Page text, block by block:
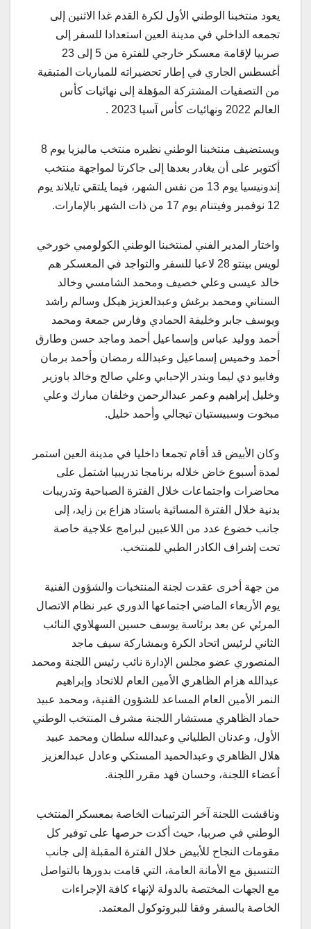
يعود منتخبنا الوطني الأول لكرة القدم غدا الاثنين إلى
تجمعه الداخلي في مدينة العين استعدادا للسفر إلى
صربيا لإقامة معسكر خارجي للفترة من 5 إلى 23
أغسطس الجاري في إطار تحضيراته للمباريات المتبقية
من التصفيات المشتركة المؤهلة إلى نهائيات كأس
العالم 2022 ونهائيات كأس آسيا 2023 .
ويستضيف منتخبنا الوطني نظيره منتخب ماليزيا يوم 8
أكتوبر على أن يغادر بعدها إلى جاكرتا لمواجهة منتخب
إندونيسيا يوم 13 من نفس الشهر، فيما يلتقي تايلاند يوم
12 نوفمبر وفيتنام يوم 17 من ذات الشهر بالإمارات.
واختار المدير الفني لمنتخبنا الوطني الكولومبي خورخي
لويس بينتو 28 لاعبا للسفر والتواجد في المعسكر هم
خالد عيسى وعلي خصيف ومحمد الشامسي وخالد
السناني ومحمد برغش وعبدالعزيز هيكل وسالم راشد
ويوسف جابر وخليفة الحمادي وفارس جمعة ومحمد
أحمد ووليد عباس وإسماعيل أحمد وماجد حسن وطارق
أحمد وخميس إسماعيل وعبدالله رمضان وأحمد برمان
وفابيو دي ليما وبندر الإحبابي وعلي صالح وخالد باوزير
وخليل إبراهيم وعمر عبدالرحمن وخلفان مبارك وعلي
مبخوت وسبيستيان تيجالي وأحمد خليل.
وكان الأبيض قد أقام تجمعا داخليا في مدينة العين استمر
لمدة أسبوع خاض خلاله برنامجا تدريبيا اشتمل على
محاضرات واجتماعات خلال الفترة الصباحية وتدريبات
بدنية خلال الفترة المسائية باستاد هزاع بن زايد، إلى
جانب خضوع عدد من اللاعبين لبرامج علاجية خاصة
تحت إشراف الكادر الطبي للمنتخب.
من جهة أخرى عقدت لجنة المنتخبات والشؤون الفنية
يوم الأربعاء الماضي اجتماعها الدوري عبر نظام الاتصال
المرئي عن بعد برئاسة يوسف حسين السهلاوي النائب
الثاني لرئيس اتحاد الكرة وبمشاركة سيف ماجد
المنصوري عضو مجلس الإدارة نائب رئيس اللجنة ومحمد
عبدالله هزام الظاهري الأمين العام للاتحاد وإبراهيم
النمر الأمين العام المساعد للشؤون الفنية، ومحمد عبيد
حماد الظاهري مستشار اللجنة مشرف المنتخب الوطني
الأول، وعدنان الطلياني وعبدالله سلطان ومحمد عبيد
هلال الظاهري وعبدالحميد المستكي وعادل عبدالعزيز
أعضاء اللجنة، وحسان فهد مقرر اللجنة.
وناقشت اللجنة آخر الترتيبات الخاصة بمعسكر المنتخب
الوطني في صربيا، حيث أكدت حرصها على توفير كل
مقومات النجاح للأبيض خلال الفترة المقبلة إلى جانب
التنسيق مع الأمانة العامة، التي قامت بدورها بالتواصل
مع الجهات المختصة بالدولة لإنهاء كافة الإجراءات
الخاصة بالسفر وفقا للبروتوكول المعتمد.